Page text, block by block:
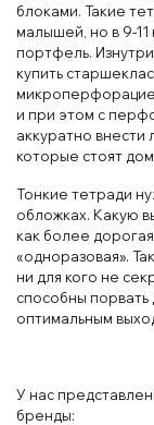
блоками. Такие
малышей, но в 9-11
портфель.
купить
и при этом с
аккуратно внести
которые стоят
Тонкие тетради
обложках. Какую
как более
«одноразовая».
ни для кого не
способны
оптимальным
У нас
бренды: